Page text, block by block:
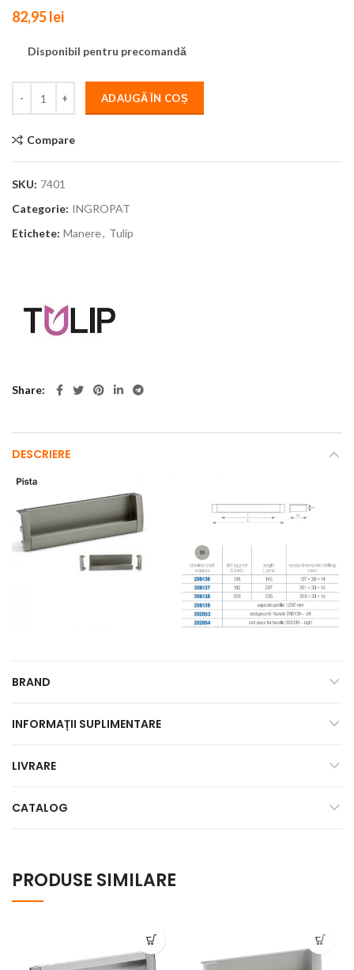
82,95lei
Disponibil pentru precomandă
ADAUGĂ ÎN COȘ
Compare
SKU: 7401
Categorie: INGROPAT
Etichete: Manere, Tulip
Share
DESCRIERE
BRAND
INFORMAȚII SUPLIMENTARE
LIVRARE
CATALOG
PRODUSE SIMILARE